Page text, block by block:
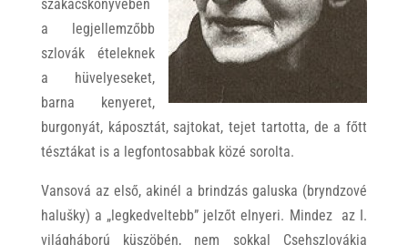
szakácskönyvében
a legjellemzőbb
szlovák ételeknek
a hüvelyeseket,
barna kenyeret,
burgonyát, káposztát, sajtokat, tejet tartotta, de a főtt
tésztákat is a legfontosabbak közé sorolta.
Vansová az első, akinél a brindzás galuska (bryndzové
halušky) a „legkedveltebb” jelzőt elnyeri. Mindez az I.
világháború küszöbén, nem sokkal Csehszlovákia